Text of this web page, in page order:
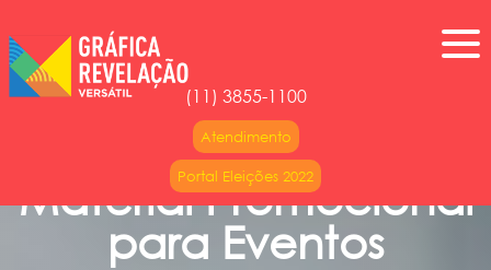
(11) 3855-1100
Atendimento
Portal Eleições 2022
Material Promocional
para Eventos